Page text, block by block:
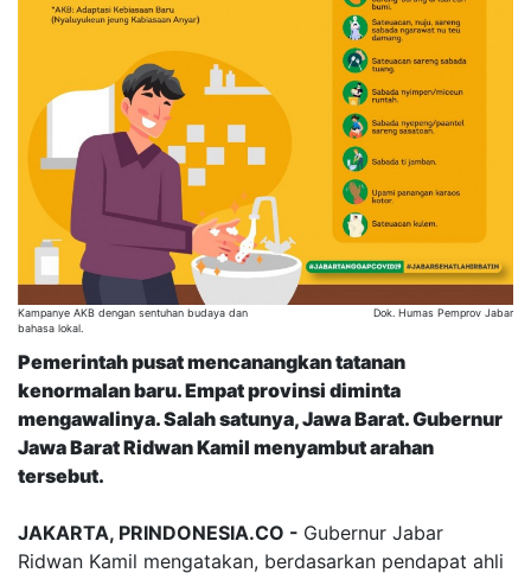
Kampanye AKB dengan sentuhan budaya dan
bahasa lokal.
Dok. Humas Pemprov Jabar
Pemerintah pusat mencanangkan tatanan
kenormalan baru. Empat provinsi diminta
mengawalinya. Salah satunya, Jawa Barat. Gubernur
Jawa Barat Ridwan Kamil menyambut arahan
tersebut.
JAKARTA, PRINDONESIA.CO - Gubernur Jabar
Ridwan Kamil mengatakan, berdasarkan pendapat ahli